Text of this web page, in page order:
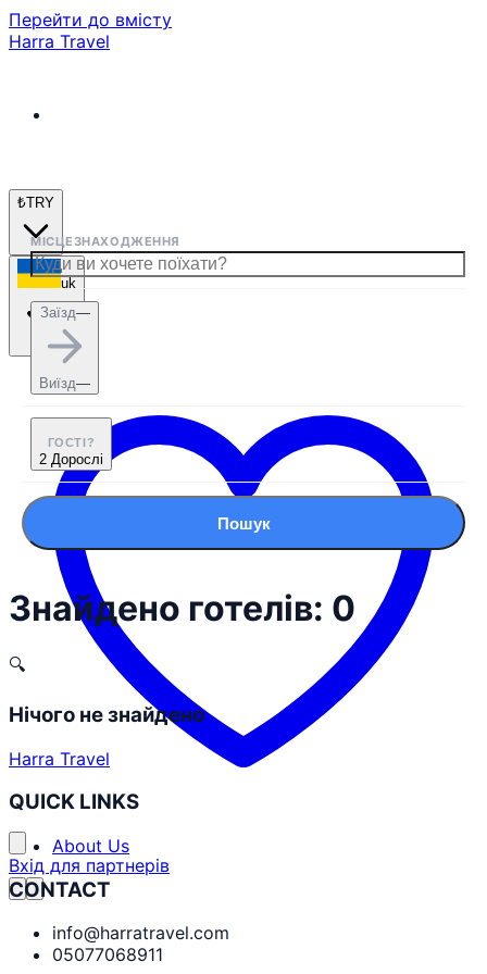
Перейти до вмісту
Harra Travel
₺TRY
uk
Вхід для партнерів
МІСЦЕЗНАХОДЖЕННЯ
Заїзд—
Виїзд—
ГОСТІ?
2 Дорослі
Пошук
Знайдено готелів: 0
🔍
Нічого не знайдено
Harra Travel
QUICK LINKS
About Us
CONTACT
info@harratravel.com
05077068911